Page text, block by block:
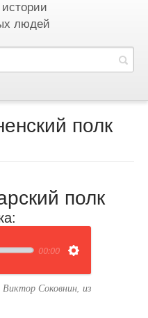
людей
полк
полк
00:00
Виктор Соковнин, из